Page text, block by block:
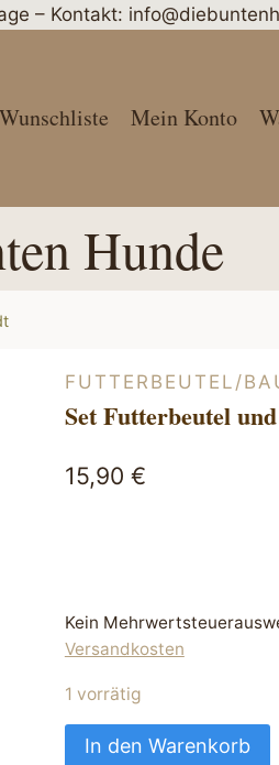
– Kontakt:
Wunschliste Mein Konto
Hunde
FUTTERBEUTEL/
Set Futterbeutel
15,90 €
Kein
Versandkosten
1 vorrätig
SetIn den Warenkorb